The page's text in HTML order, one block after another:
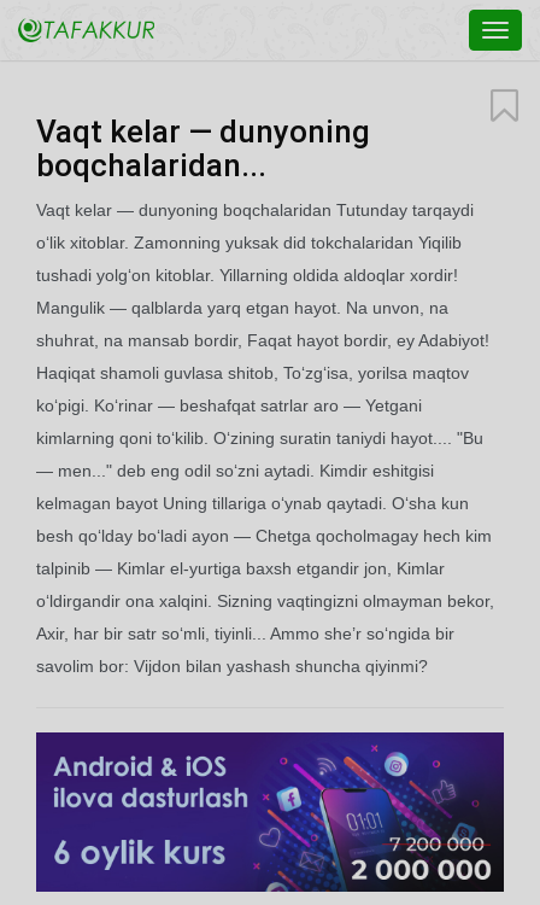
Vaqt kelar — dunyoning
boqchalaridan...
Vaqt kelar — dunyoning boqchalaridan Tutunday tarqaydi
o‘lik xitoblar. Zamonning yuksak did tokchalaridan Yiqilib
tushadi yolg‘on kitoblar. Yillarning oldida aldoqlar xordir!
Mangulik — qalblarda yarq etgan hayot. Na unvon, na
shuhrat, na mansab bordir, Faqat hayot bordir, ey Adabiyot!
Haqiqat shamoli guvlasa shitob, To‘zg‘isa, yorilsa maqtov
ko‘pigi. Ko‘rinar — beshafqat satrlar aro — Yetgani
kimlarning qoni to‘kilib. O‘zining suratin taniydi hayot.... "Bu
— men..." deb eng odil so‘zni aytadi. Kimdir eshitgisi
kelmagan bayot Uning tillariga o‘ynab qaytadi. O‘sha kun
besh qo‘lday bo‘ladi ayon — Chetga qocholmagay hech kim
talpinib — Kimlar el-yurtiga baxsh etgandir jon, Kimlar
o‘ldirgandir ona xalqini. Sizning vaqtingizni olmayman bekor,
Axir, har bir satr so‘mli, tiyinli... Ammo she’r so‘ngida bir
savolim bor: Vijdon bilan yashash shuncha qiyinmi?